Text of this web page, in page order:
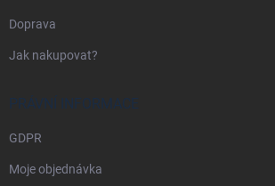
Doprava
Jak nakupovat?
PRÁVNÍ INFORMACE
GDPR
Moje objednávka